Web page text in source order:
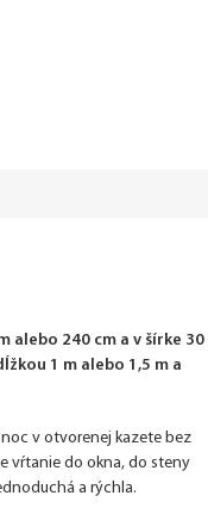
alebo 240 cm a v šírke 30
1 m alebo 1,5 m a
v otvorenej kazete bez
vŕtanie do okna, do steny
a rýchla.